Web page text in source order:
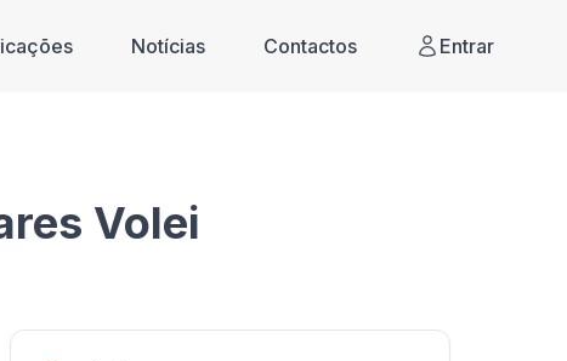
Notícias Contactos Entrar
Volei